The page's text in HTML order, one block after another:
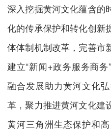
深入挖掘黄河文化蕴含的
化的传承保护和转化创新
体体制机制改革，完善市
建立“新闻+政务服务商
融合发展助力黄河文化
革，聚力推进黄河文化建
黄河三角洲生态保护和